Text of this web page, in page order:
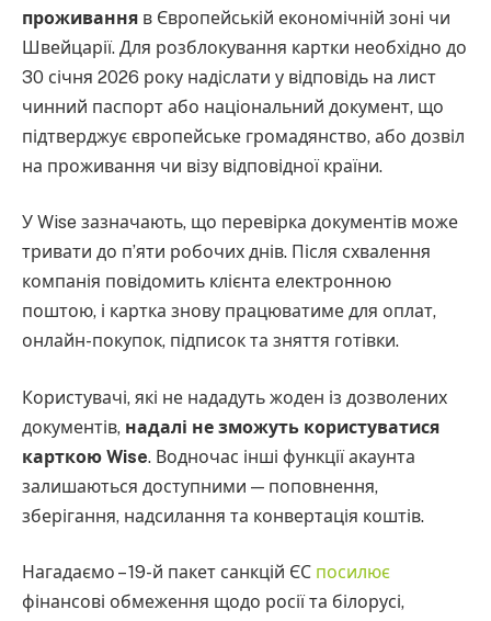
проживання в Європейській економічній зоні чи
Швейцарії. Для розблокування картки необхідно до
30 січня 2026 року надіслати у відповідь на лист
чинний паспорт або національний документ, що
підтверджує європейське громадянство, або дозвіл
на проживання чи візу відповідної країни.
У Wise зазначають, що перевірка документів може
тривати до пʼяти робочих днів. Після схвалення
компанія повідомить клієнта електронною
поштою, і картка знову працюватиме для оплат,
онлайн-покупок, підписок та зняття готівки.
Користувачі, які не нададуть жоден із дозволених
документів, надалі не зможуть користуватися
карткою Wise. Водночас інші функції акаунта
залишаються доступними — поповнення,
зберігання, надсилання та конвертація коштів.
Нагадаємо – 19-й пакет санкцій ЄС посилює
фінансові обмеження щодо росії та білорусі,